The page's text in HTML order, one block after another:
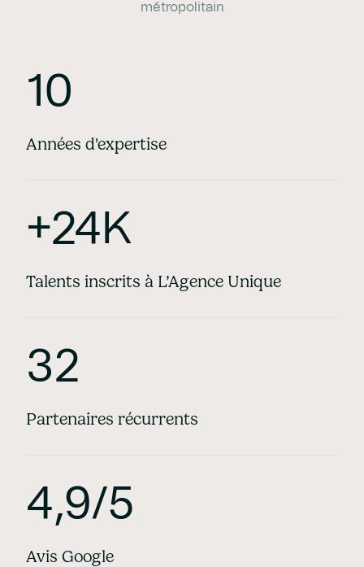
métropolitain
10
Années d'expertise
+24K
Talents inscrits à L’Agence Unique
32
Partenaires récurrents
4,9/5
Avis Google